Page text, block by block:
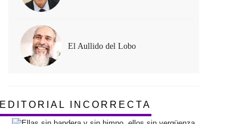
El Aullido del Lobo
EDITORIAL INCORRECTA